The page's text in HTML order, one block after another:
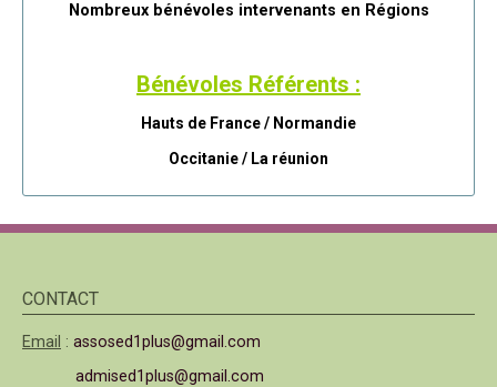
Nombreux bénévoles intervenants en Régions
Bénévoles Référents :
Hauts de France / Normandie
Occitanie / La réunion
CONTACT
Email : assosed1plus@gmail.com
admised1plus@gmail.com